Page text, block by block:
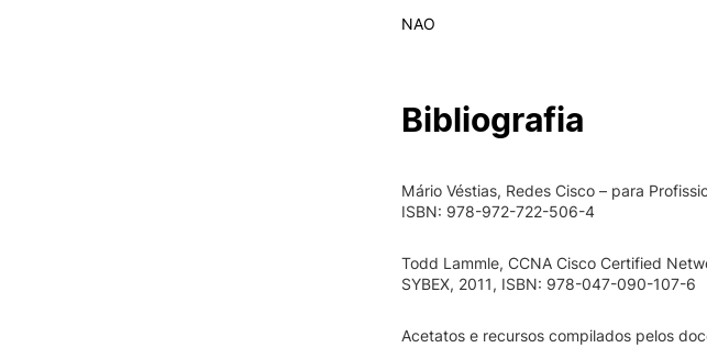
NAO
Bibliografia
Mário Véstias, Redes Cisco – para
ISBN: 978-972-722-506-4
Todd Lammle, CCNA Cisco Certified
SYBEX, 2011, ISBN: 978-047-090-107-6
Acetatos e recursos compilados pelos